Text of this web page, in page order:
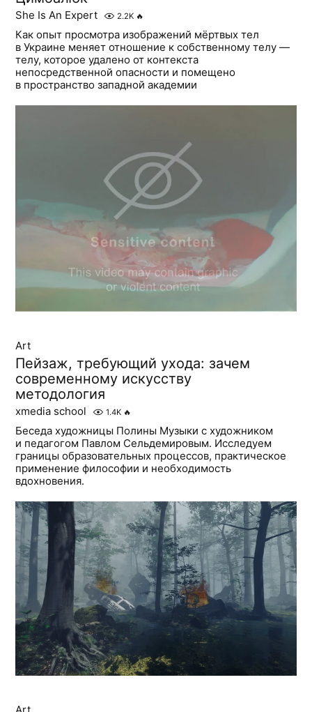
She Is An Expert 2.2K 🔥
Как опыт просмотра изображений мёртвых тел
в Украине меняет отношение к собственному телу —
телу, которое удалено от контекста
непосредственной опасности и помещено
в пространство западной академии
Art
Пейзаж, требующий ухода: зачем
современному искусству
методология
xmedia school 1.4K 🔥
Беседа художницы Полины Музыки с художником
и педагогом Павлом Сельдемировым. Исследуем
границы образовательных процессов, практическое
применение философии и необходимость
вдохновения.